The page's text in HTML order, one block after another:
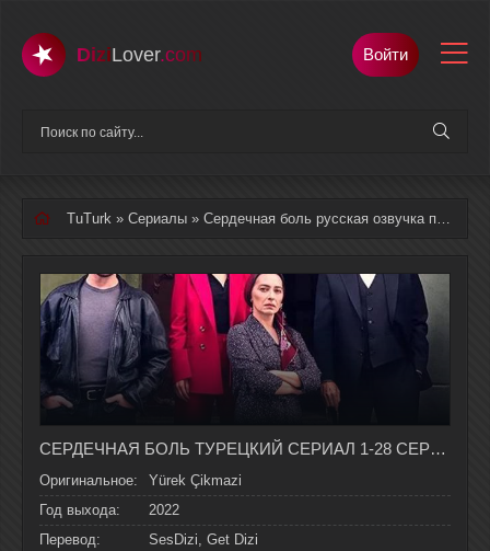
DiziLover.com Войти
TuTurk » Сериалы » Сердечная боль русская озвучка полностью смотреть онлайн
СЕРДЕЧНАЯ БОЛЬ ТУРЕЦКИЙ СЕРИАЛ 1-28 СЕРИЯ, 1 СЕЗОНА НА РУССКОМ ЯЗЫКЕ
Оригинальное:
Yürek Çikmazi
Год выхода:
2022
Перевод:
SesDizi, Get Dizi